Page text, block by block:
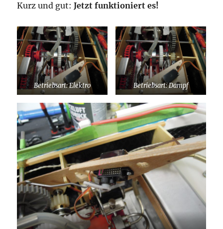
Kurz und gut:Jetzt funktioniert es!
Betriebsart: Elektro Betriebsart: Dampf